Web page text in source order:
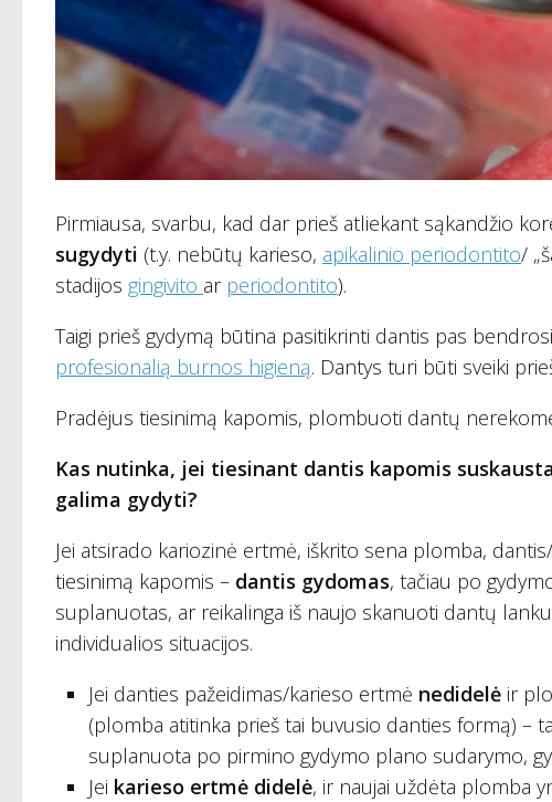
Pirmiausa, svarbu, kad dar prieš atliekant sąkandžio
sugydyti (t.y. nebūtų karieso, apikalinio periodontito/
stadijos gingivito ar periodontito).
Taigi prieš gydymą būtina pasitikrinti dantis pas
profesionalią burnos higieną. Dantys turi būti sveiki
Pradėjus tiesinimą kapomis, plombuoti dantų
Kas nutinka, jei tiesinant dantis kapomis
galima gydyti?
Jei atsirado kariozinė ertmė, iškrito sena plomba,
tiesinimą kapomis – dantis gydomas, tačiau po
suplanuotas, ar reikalinga iš naujo skanuoti dantų
individualios situacijos.
Jei danties pažeidimas/karieso ertmė nedidelė ir
(plomba atitinka prieš tai buvusio danties formą) –
suplanuota po pirmino gydymo plano sudarymo,
Jei karieso ertmė didelė, ir naujai uždėta plomba